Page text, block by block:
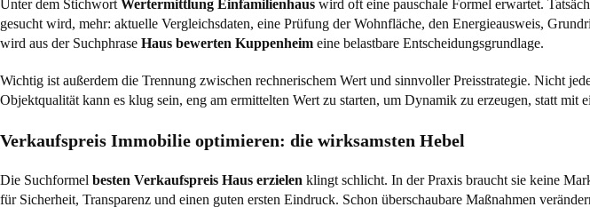
Unter dem Stichwort Wertermittlung Einfamilienhaus wird oft eine pauschale Formel erwartet.
gesucht wird, mehr: aktuelle Vergleichsdaten, eine Prüfung der Wohnfläche, den Energieausweis,
wird aus der Suchphrase Haus bewerten Kuppenheim eine belastbare Entscheidungsgrundlage.
Wichtig ist außerdem die Trennung zwischen rechnerischem Wert und sinnvoller Preisstrategie. Nicht
Objektqualität kann es klug sein, eng am ermittelten Wert zu starten, um Dynamik zu erzeugen, statt mit
Verkaufspreis Immobilie optimieren: die wirksamsten Hebel
Die Suchformel besten Verkaufspreis Haus erzielen klingt schlicht. In der Praxis braucht sie keine
für Sicherheit, Transparenz und einen guten ersten Eindruck. Schon überschaubare Maßnahmen